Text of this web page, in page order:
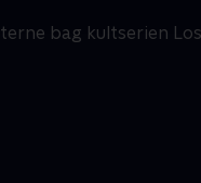
bag kultserien